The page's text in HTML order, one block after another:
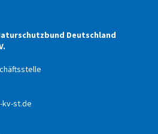
Deutschland
st.de